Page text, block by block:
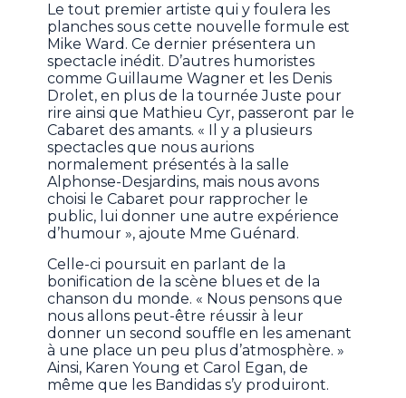
Le tout premier artiste qui y foulera les
planches sous cette nouvelle formule est
Mike Ward. Ce dernier présentera un
spectacle inédit. D’autres humoristes
comme Guillaume Wagner et les Denis
Drolet, en plus de la tournée Juste pour
rire ainsi que Mathieu Cyr, passeront par le
Cabaret des amants. « Il y a plusieurs
spectacles que nous aurions
normalement présentés à la salle
Alphonse-Desjardins, mais nous avons
choisi le Cabaret pour rapprocher le
public, lui donner une autre expérience
d’humour », ajoute Mme Guénard.
Celle-ci poursuit en parlant de la
bonification de la scène blues et de la
chanson du monde. « Nous pensons que
nous allons peut-être réussir à leur
donner un second souffle en les amenant
à une place un peu plus d’atmosphère. »
Ainsi, Karen Young et Carol Egan, de
même que les Bandidas s’y produiront.